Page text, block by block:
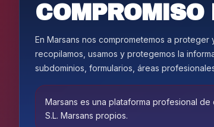
En Marsans nos comprometemos a
recopilamos, usamos y protegemos la
subdominios, formularios, áreas
Marsans es una plataforma profesional
S.L. Marsans propios.